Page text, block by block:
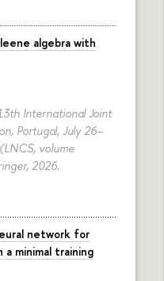
algebra with
International Joint
Portugal, July 26–
volume
2026.
network for
minimal training